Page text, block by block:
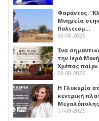
Φαράντος:
Μνημεία
Πολιτισμ…
08-08-2026
Ένα
την Ιερά
Χρέπας
08-08-2026
Η Γλυκερία
κεντρική
Μεγαλόπολης
07-08-2026